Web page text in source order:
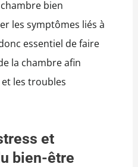
bien
les symptômes liés à
essentiel de faire
la chambre afin
les troubles
et
bien-être